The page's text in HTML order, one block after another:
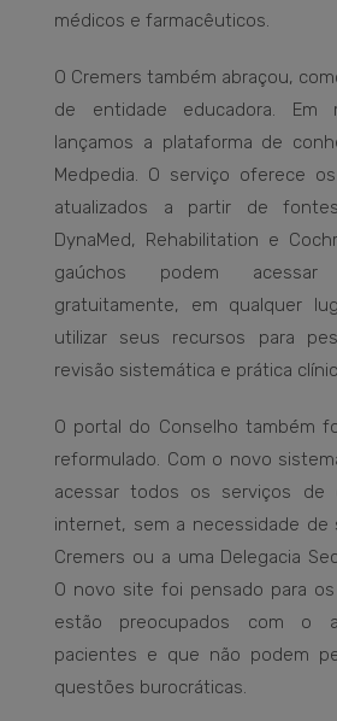
médicos e farmacêuticos.
O Cremers também abraçou,
de entidade educadora. Em
lançamos a plataforma de
Medpedia. O serviço oferece
atualizados a partir de
DynaMed, Rehabilitation e
gaúchos podem
gratuitamente, em qualquer
utilizar seus recursos para
revisão sistemática e prática
O portal do Conselho também
reformulado. Com o novo
acessar todos os serviços de
internet, sem a necessidade de
Cremers ou a uma Delegacia
O novo site foi pensado para
estão preocupados com o
pacientes e que não podem
questões burocráticas.